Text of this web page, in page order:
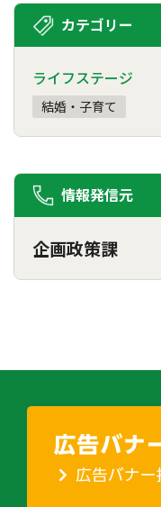
カテゴリー
ライフステージ
結婚・子育て
情報発信元
企画政策課